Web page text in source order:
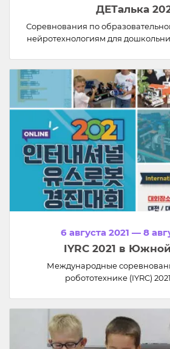
ДЕТалька
Соревнования по
нейротехнологиям для
6 августа 2021 — 8
IYRC 2021 в
Международные
робототехнике (IYRC)